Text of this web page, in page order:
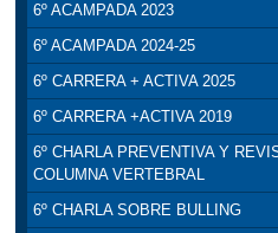
6º ACAMPADA 2023
6º ACAMPADA 2024-25
6º CARRERA + ACTIVA 2025
6º CARRERA +ACTIVA 2019
6º CHARLA PREVENTIVA Y
COLUMNA VERTEBRAL
6º CHARLA SOBRE BULLING